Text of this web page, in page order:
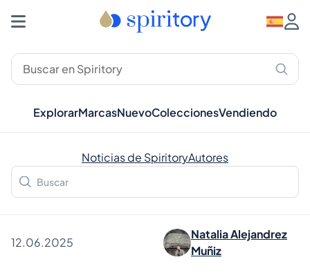
ExplorarMarcasNuevoColeccionesVendiendo
Noticias de SpiritoryAutores
12.06.2025
Natalia Alejandrez
Muñiz